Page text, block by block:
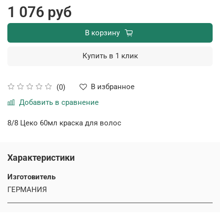
(0)
В избранное
Добавить в сравнение
1 076 руб
В корзину
Купить в 1 клик
8/8 Цеко 60мл краска для волос
Характеристики
Изготовитель
ГЕРМАНИЯ